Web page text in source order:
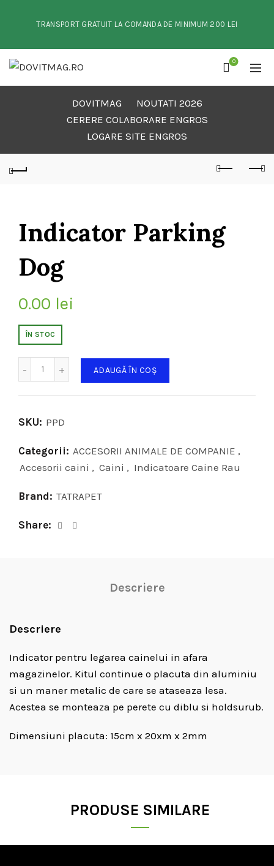
TRANSPORT GRATUIT LA COMANDA DE MINIMUM 200 LEI
0
DOVITMAG
NOUTATI 2026
CERERE COLABORARE ENGROS
LOGARE SITE ENGROS
Indicator Parking
Dog
0.00 lei
ÎN STOC
ADAUGĂ ÎN COȘ
SKU: PPD
Categorii: ACCESORII ANIMALE DE COMPANIE ,
Accesorii caini , Caini , Indicatoare Caine Rau
Brand: TATRAPET
Share
Descriere
Descriere
Indicator pentru legarea cainelui in afara
magazinelor. Kitul continue o placuta din aluminiu
si un maner metalic de care se ataseaza lesa.
Acestea se monteaza pe perete cu diblu si holdsurub.
Dimensiuni placuta: 15cm x 20xm x 2mm
PRODUSE SIMILARE